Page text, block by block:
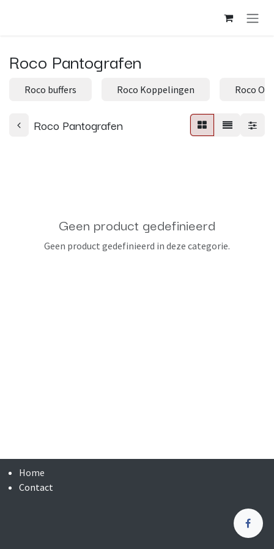
Roco Pantografen
Roco buffers Roco Koppelingen Roco
Roco Pantografen
Geen product gedefinieerd
Geen product gedefinieerd in deze categorie.
Home
Contact